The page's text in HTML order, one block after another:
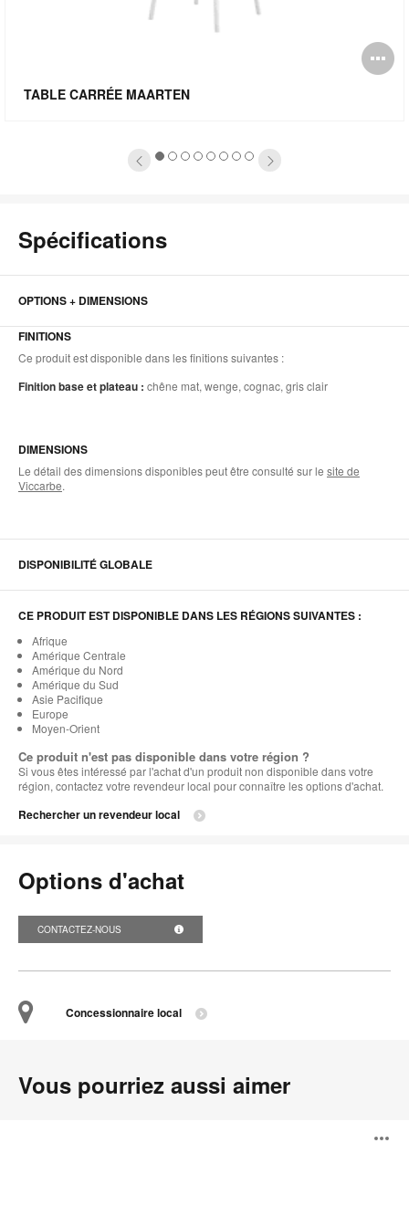
TABLE CARRÉE MAARTEN
12345678
Spécifications
OPTIONS + DIMENSIONS
FINITIONS
Ce produit est disponible dans les finitions suivantes :
Finition base et plateau : chêne mat, wenge, cognac, gris clair
DIMENSIONS
Le détail des dimensions disponibles peut être consulté sur le site de
Viccarbe.
DISPONIBILITÉ GLOBALE
CE PRODUIT EST DISPONIBLE DANS LES RÉGIONS SUIVANTES :
Afrique
Amérique Centrale
Amérique du Nord
Amérique du Sud
Asie Pacifique
Europe
Moyen-Orient
Ce produit n'est pas disponible dans votre région ?
Si vous êtes intéressé par l'achat d'un produit non disponible dans votre
région, contactez votre revendeur local pour connaître les options d'achat.
Rechercher un revendeur local
Options d'achat
CONTACTEZ-NOUS
Concessionnaire local
Vous pourriez aussi aimer